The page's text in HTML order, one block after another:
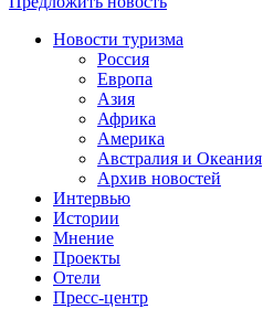
Новости туризма
Россия
Европа
Азия
Африка
Америка
Австралия и Океания
Архив новостей
Интервью
Истории
Мнение
Проекты
Отели
Пресс-центр